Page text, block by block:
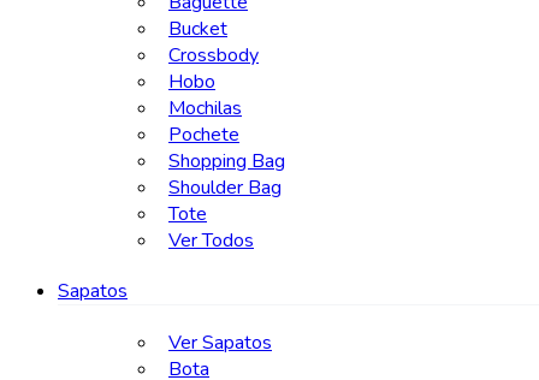
Bucket
Crossbody
Hobo
Mochilas
Pochete
Shopping Bag
Shoulder Bag
Tote
Ver Todos
Sapatos
Ver Sapatos
Bota